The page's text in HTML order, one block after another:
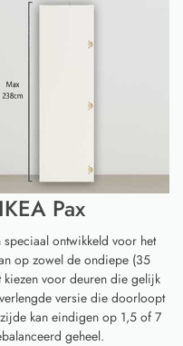
Pax
ontwikkeld voor het
op zowel de ondiepe (35
kiezen voor deuren die gelijk
versie die doorloopt
kan eindigen op 1,5 of 7
geheel.